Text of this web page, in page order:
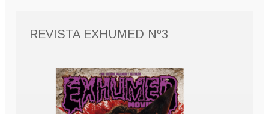
REVISTA EXHUMED Nº3